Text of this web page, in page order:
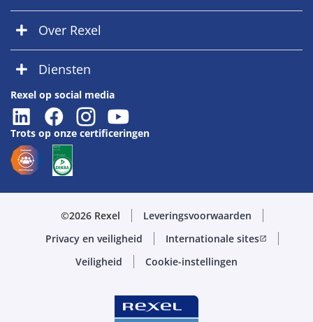
Over Rexel
Diensten
Rexel op social media
Trots op onze certificeringen
©2026 Rexel
Leveringsvoorwaarden
Privacy en veiligheid
Internationale sitesopen_in_new
Veiligheid Cookie-instellingen